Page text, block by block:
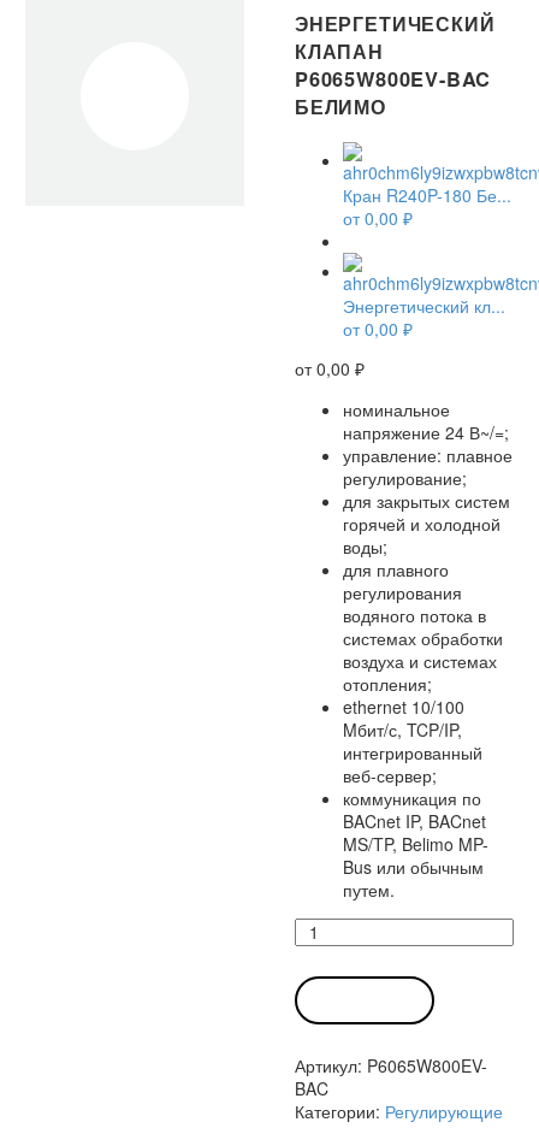
ЭНЕРГЕТИЧЕСКИЙ
КЛАПАН
P6065W800EV-BAC
БЕЛИМО
Кран R240P-180 Бе...
от0,00 ₽
Энергетический кл...
от0,00 ₽
от0,00 ₽
номинальное
напряжение 24 В~/=;
управление: плавное
регулирование;
для закрытых систем
горячей и холодной
воды;
для плавного
регулирования
водяного потока в
системах обработки
воздуха и системах
отопления;
ethernet 10/100
Mбит/с, TCP/IP,
интегрированный
веб-сервер;
коммуникация по
BACnet IP, BACnet
MS/TP, Belimo MP-
Bus или обычным
путем.
Количество
товара
Энергетический
клапан
P6065W800EV-
Белимо
Артикул: P6065W800EV-
BAC
Категории: Регулирующие